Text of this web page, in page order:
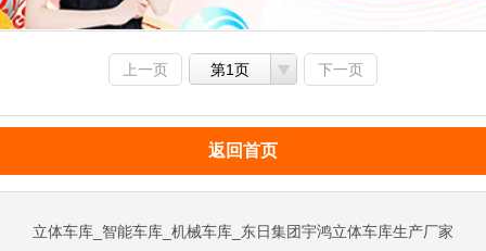
上一页 第1页 下一页
返回首页
立体车库_智能车库_机械车库_东日集团宇鸿立体车库生产厂家